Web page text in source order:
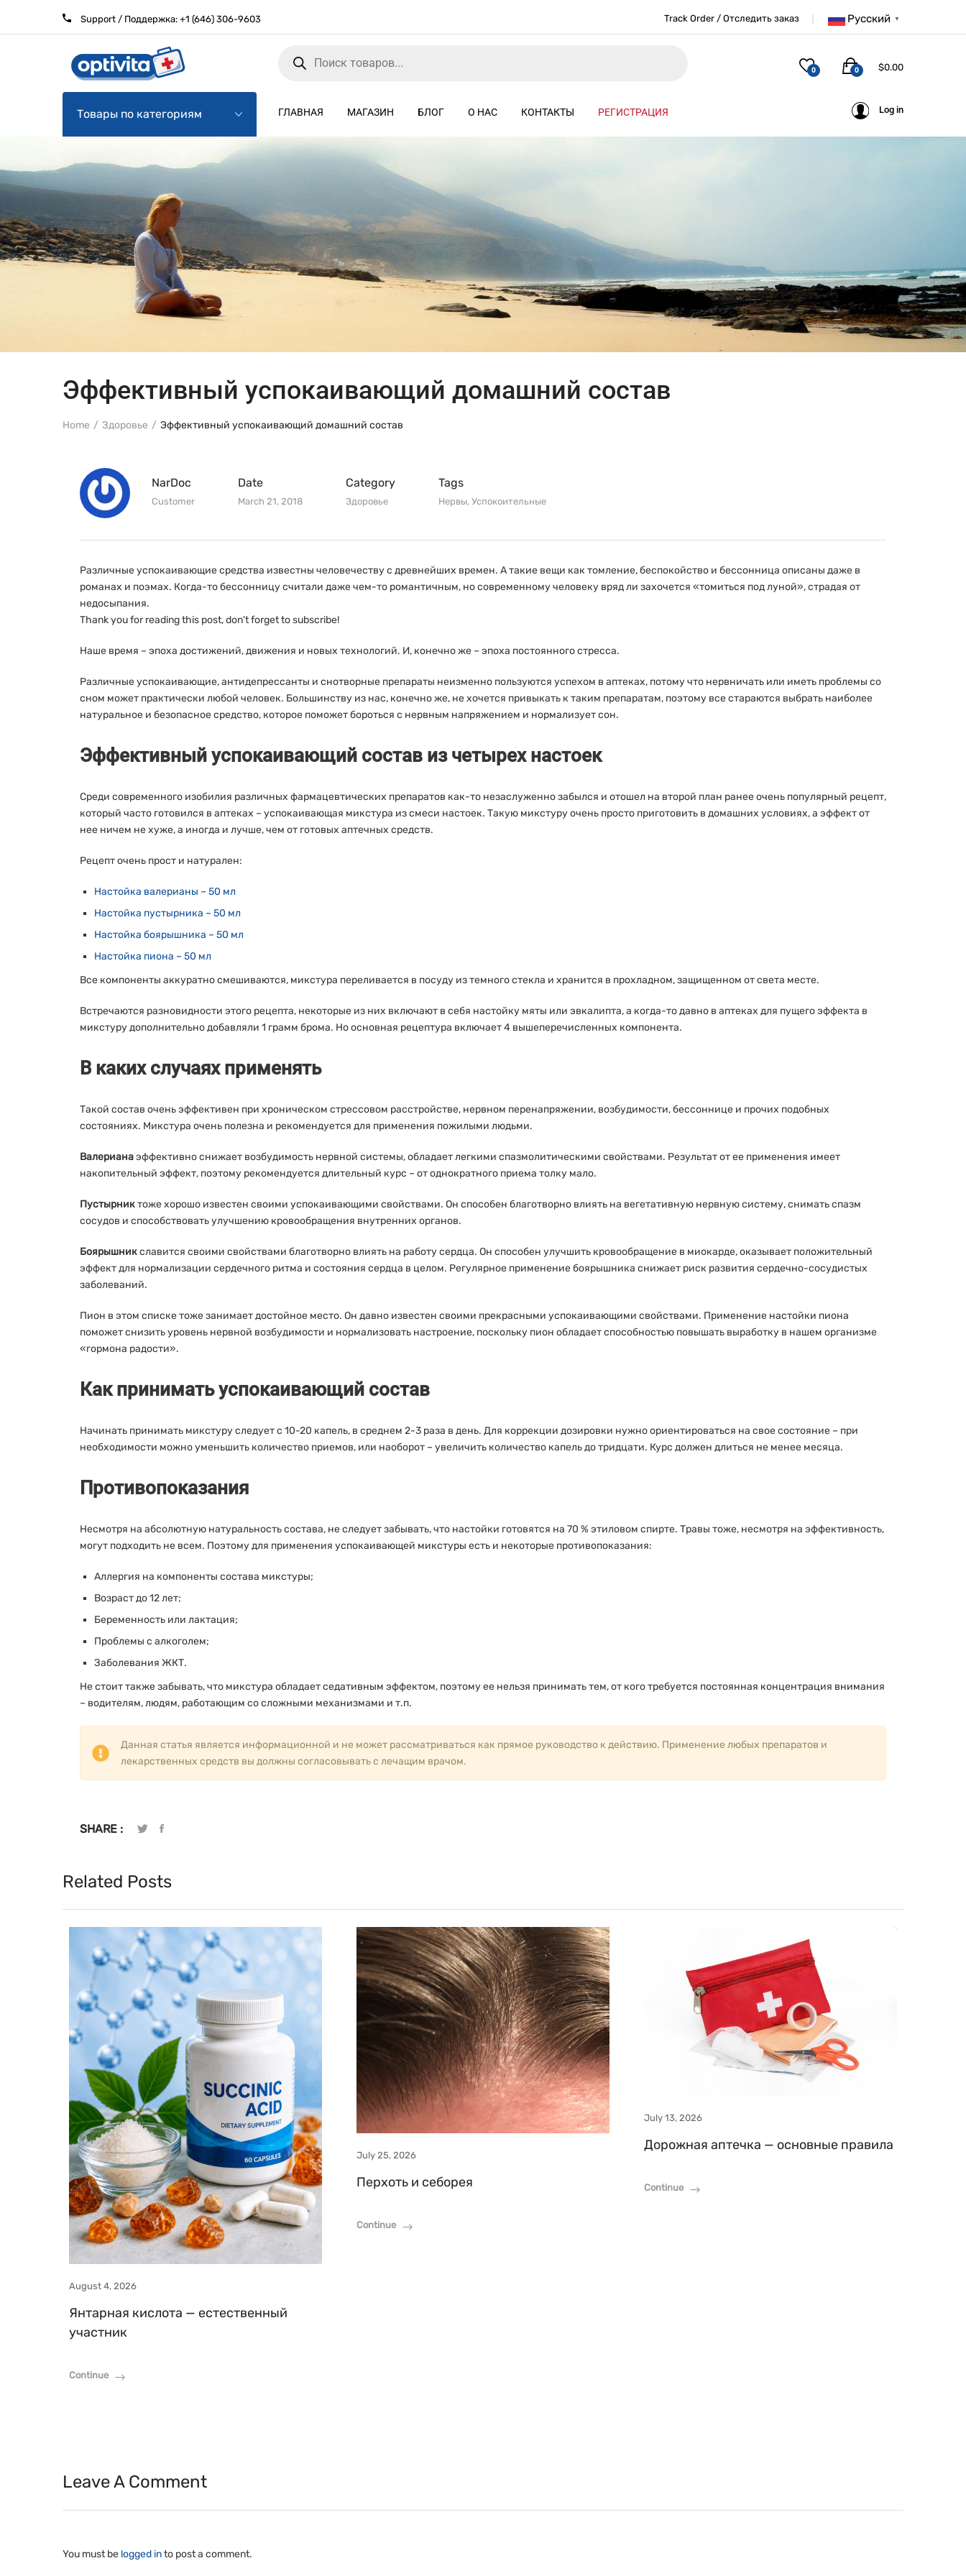
Support / Поддержка: +1 (646) 306-9603 Русский ▼
Track Order / Отследить заказ
0 $0.00
0
Товары по категориям ГЛАВНАЯ МАГАЗИН БЛОГ О НАС КОНТАКТЫ РЕГИСТРАЦИЯ Log in
Эффективный успокаивающий домашний состав
Home Здоровье Эффективный успокаивающий домашний состав
NarDoc
Customer
Date
March 21, 2018
Category
Здоровье
Tags
Нервы, Успокоительные
Различные успокаивающие средства известны человечеству с древнейших времен. А такие вещи как томление, беспокойство и бессонница описаны даже в
романах и поэмах. Когда-то бессонницу считали даже чем-то романтичным, но современному человеку вряд ли захочется «томиться под луной», страдая от
недосыпания.
Thank you for reading this post, don't forget to subscribe!
Наше время – эпоха достижений, движения и новых технологий. И, конечно же – эпоха постоянного стресса.
Различные успокаивающие, антидепрессанты и снотворные препараты неизменно пользуются успехом в аптеках, потому что нервничать или иметь проблемы со
сном может практически любой человек. Большинству из нас, конечно же, не хочется привыкать к таким препаратам, поэтому все стараются выбрать наиболее
натуральное и безопасное средство, которое поможет бороться с нервным напряжением и нормализует сон.
Эффективный успокаивающий состав из четырех настоек
Среди современного изобилия различных фармацевтических препаратов как-то незаслуженно забылся и отошел на второй план ранее очень популярный рецепт,
который часто готовился в аптеках – успокаивающая микстура из смеси настоек. Такую микстуру очень просто приготовить в домашних условиях, а эффект от
нее ничем не хуже, а иногда и лучше, чем от готовых аптечных средств.
Рецепт очень прост и натурален:
Настойка валерианы – 50 мл
Настойка пустырника – 50 мл
Настойка боярышника – 50 мл
Настойка пиона – 50 мл
Все компоненты аккуратно смешиваются, микстура переливается в посуду из темного стекла и хранится в прохладном, защищенном от света месте.
Встречаются разновидности этого рецепта, некоторые из них включают в себя настойку мяты или эвкалипта, а когда-то давно в аптеках для пущего эффекта в
микстуру дополнительно добавляли 1 грамм брома. Но основная рецептура включает 4 вышеперечисленных компонента.
В каких случаях применять
Такой состав очень эффективен при хроническом стрессовом расстройстве, нервном перенапряжении, возбудимости, бессоннице и прочих подобных
состояниях. Микстура очень полезна и рекомендуется для применения пожилыми людьми.
Валерианаэффективно снижает возбудимость нервной системы, обладает легкими спазмолитическими свойствами. Результат от ее применения имеет
накопительный эффект, поэтому рекомендуется длительный курс – от однократного приема толку мало.
Пустырниктоже хорошо известен своими успокаивающими свойствами. Он способен благотворно влиять на вегетативную нервную систему, снимать спазм
сосудов и способствовать улучшению кровообращения внутренних органов.
Боярышникславится своими свойствами благотворно влиять на работу сердца. Он способен улучшить кровообращение в миокарде, оказывает положительный
эффект для нормализации сердечного ритма и состояния сердца в целом. Регулярное применение боярышника снижает риск развития сердечно-сосудистых
заболеваний.
Пион в этом списке тоже занимает достойное место. Он давно известен своими прекрасными успокаивающими свойствами. Применение настойки пиона
поможет снизить уровень нервной возбудимости и нормализовать настроение, поскольку пион обладает способностью повышать выработку в нашем организме
«гормона радости».
Как принимать успокаивающий состав
Начинать принимать микстуру следует с 10-20 капель, в среднем 2-3 раза в день. Для коррекции дозировки нужно ориентироваться на свое состояние – при
необходимости можно уменьшить количество приемов, или наоборот – увеличить количество капель до тридцати. Курс должен длиться не менее месяца.
Противопоказания
Несмотря на абсолютную натуральность состава, не следует забывать, что настойки готовятся на 70 % этиловом спирте. Травы тоже, несмотря на эффективность,
могут подходить не всем. Поэтому для применения успокаивающей микстуры есть и некоторые противопоказания:
Аллергия на компоненты состава микстуры;
Возраст до 12 лет;
Беременность или лактация;
Проблемы с алкоголем;
Заболевания ЖКТ.
Не стоит также забывать, что микстура обладает седативным эффектом, поэтому ее нельзя принимать тем, от кого требуется постоянная концентрация внимания
– водителям, людям, работающим со сложными механизмами и т.п.
Данная статья является информационной и не может рассматриваться как прямое руководство к действию. Применение любых препаратов и
лекарственных средств вы должны согласовывать с лечащим врачом.
SHARE :
Related Posts
August 4, 2026
Янтарная кислота — естественный
участник
Continue
July 25, 2026
Перхоть и себорея
Continue
July 13, 2026
Дорожная аптечка — основные правила
Continue
Leave A Comment
You must be logged into post a comment.